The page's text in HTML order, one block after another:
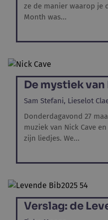
ze de manier waarop je
Month was...
De mystiek
Sam Stefani, Lieselot
Donderdagavond 27
muziek van Nick Cave
zijn liedjes. We...
Verslag: de